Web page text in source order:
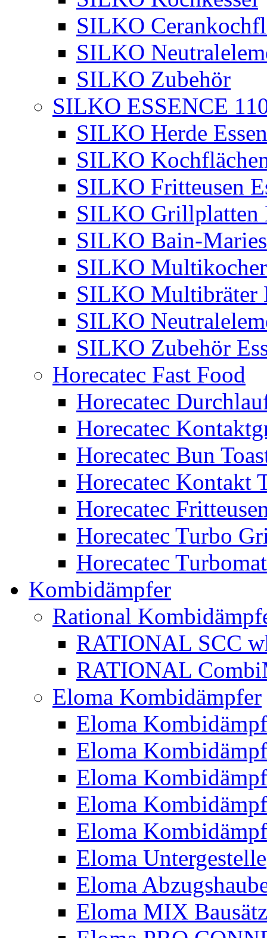
SILKO
SILKO
SILKO Zubehör
SILKO ESSENCE
SILKO Herde
SILKO
SILKO Fritteusen
SILKO Grillplatten
SILKO Bain-
SILKO Multikocher
SILKO Multibräter
SILKO
SILKO Zubehör
Horecatec Fast Food
Horecatec
Horecatec
Horecatec Bun
Horecatec Kontakt
Horecatec
Horecatec Turbo
Horecatec
Kombidämpfer
Rational
RATIONAL SCC
RATIONAL
Eloma Kombidämpfer
Eloma
Eloma
Eloma
Eloma
Eloma
Eloma Untergestelle
Eloma
Eloma MIX